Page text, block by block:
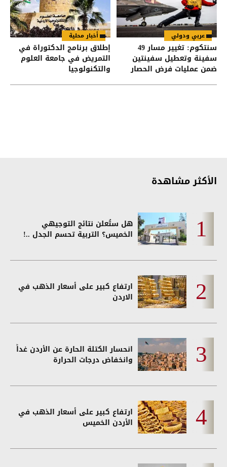
عربي ودولي
سنتكوم: تغيير مسار 49
سفينة وتعطيل سفينتين
ضمن عمليات فرض الحصار
أخبار محلية
إطلاق برنامج الدكتوراة في
التمريض في جامعة العلوم
والتكنولوجيا
الأكثر مشاهدة
هل ستُعلن نتائج التوجيهي
الخميس؟ التربية تحسم الجدل ..!
ارتفاع كبير على أسعار الذهب في
الاردن
انحسار الكتلة الحارة عن الأردن غداً
وانخفاض درجات الحرارة
ارتفاع كبير على أسعار الذهب في
الأردن الخميس